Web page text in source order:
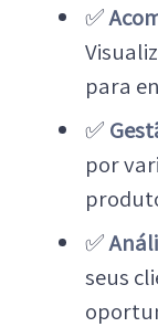
✅
para
✅
por
✅
seus